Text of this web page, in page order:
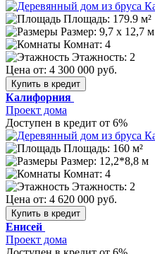
Площадь: 179.9 м²
Размер: 9,7 х 12,7 м
Комнат: 4
Этажность: 2
Цена от: 4 300 000 руб.
Купить в кредит
Калифорния
Проект дома
Доступен в кредит от 6%
Площадь: 160 м²
Размер: 12,2*8,8 м
Комнат: 4
Этажность: 2
Цена от: 4 620 000 руб.
Купить в кредит
Енисей
Проект дома